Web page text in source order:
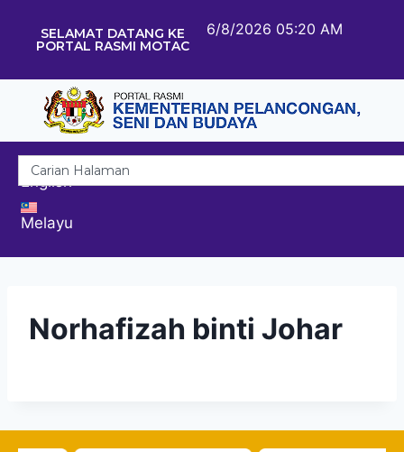
SELAMAT DATANG KE
PORTAL RASMI MOTAC
6/8/2026 05:20 AM
English
Melayu
Norhafizah binti Johar